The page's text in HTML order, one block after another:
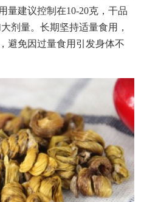
量建议控制在10-20克，干品
剂量。长期坚持适量食用，
避免因过量食用引发身体不